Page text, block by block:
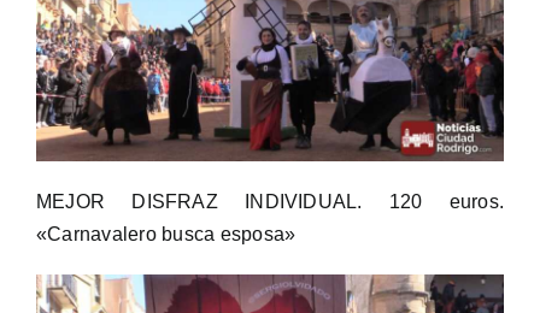
MEJOR DISFRAZ INDIVIDUAL. 120 euros.
«Carnavalero busca esposa»